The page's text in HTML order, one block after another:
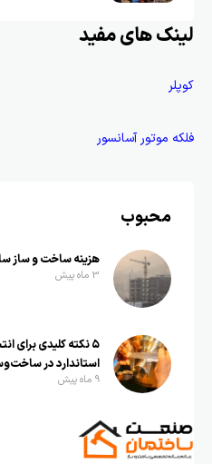
لینک های مفید
کوپلر
فلکه موتور آسانسور
محبوب
هزینه ساخت و ساز سال ۱۴۰۵ ابلاغ شد+
3 ماه پیش
۵ نکته کلیدی برای
استاندارد در
9 ماه پیش